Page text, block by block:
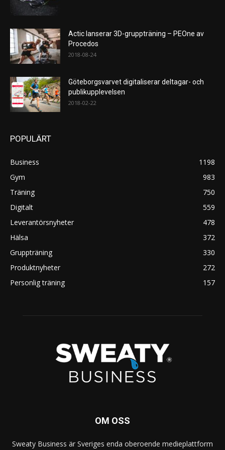
Actic lanserar 3D-gruppträning – PEOne av
Procedos
2018-08-24
Göteborgsvarvet digitaliserar deltagar- och
publikupplevelsen
2018-02-22
POPULÄRT
Business
1198
Gym
983
Träning
750
Digitalt
559
Leverantörsnyheter
478
Hälsa
372
Gruppträning
330
Produktnyheter
272
Personlig träning
157
OM OSS
Sweaty Business är Sveriges enda oberoende medieplattform